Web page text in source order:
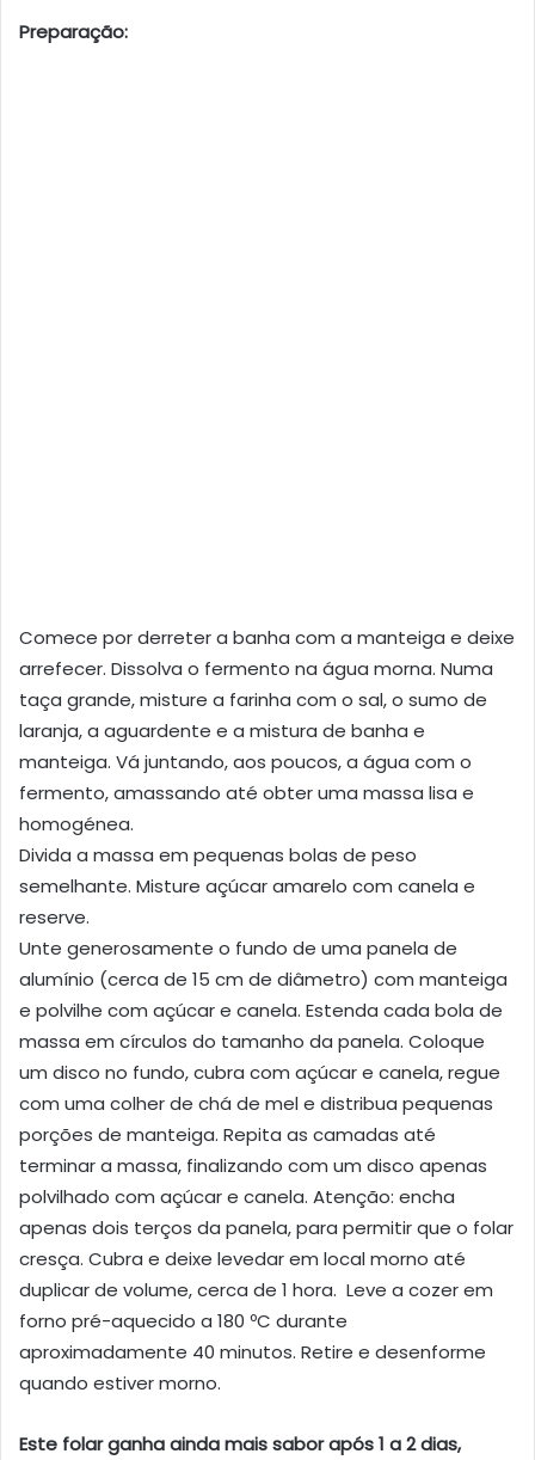
Preparação:
Comece por derreter a banha com a manteiga e deixe
arrefecer. Dissolva o fermento na água morna. Numa
taça grande, misture a farinha com o sal, o sumo de
laranja, a aguardente e a mistura de banha e
manteiga. Vá juntando, aos poucos, a água com o
fermento, amassando até obter uma massa lisa e
homogénea.
Divida a massa em pequenas bolas de peso
semelhante. Misture açúcar amarelo com canela e
reserve.
Unte generosamente o fundo de uma panela de
alumínio (cerca de 15 cm de diâmetro) com manteiga
e polvilhe com açúcar e canela. Estenda cada bola de
massa em círculos do tamanho da panela. Coloque
um disco no fundo, cubra com açúcar e canela, regue
com uma colher de chá de mel e distribua pequenas
porções de manteiga. Repita as camadas até
terminar a massa, finalizando com um disco apenas
polvilhado com açúcar e canela. Atenção: encha
apenas dois terços da panela, para permitir que o folar
cresça. Cubra e deixe levedar em local morno até
duplicar de volume, cerca de 1 hora. Leve a cozer em
forno pré-aquecido a 180 ºC durante
aproximadamente 40 minutos. Retire e desenforme
quando estiver morno.
Este folar ganha ainda mais sabor após 1 a 2 dias,